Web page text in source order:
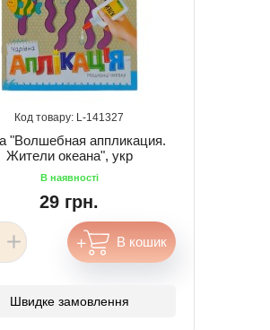
141327
"Волшебная аппликация.
Жители океана", укр
29 грн.
Швидке замовлення